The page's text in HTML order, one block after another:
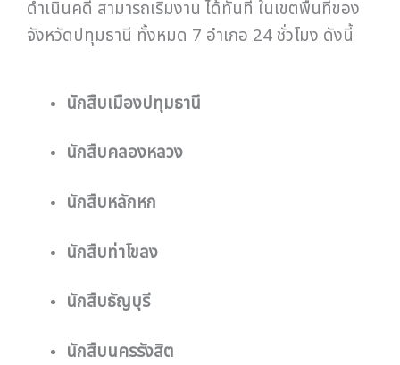
ดำเนินคดี สามารถเริ่มงาน ได้ทันที ในเขตพื้นที่ของ
จังหวัดปทุมธานี ทั้งหมด 7 อำเภอ 24 ชั่วโมง ดังนี้
นักสืบเมืองปทุมธานี
นักสืบคลองหลวง
นักสืบหลักหก
นักสืบท่าโขลง
นักสืบธัญบุรี
นักสืบนครรังสิต